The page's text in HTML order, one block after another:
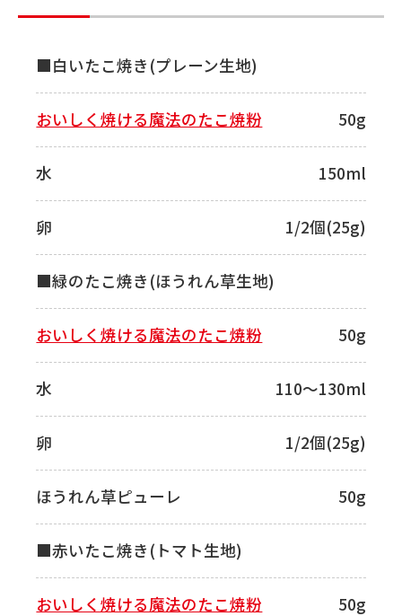
■白いたこ焼き(プレーン生地)
おいしく焼ける魔法のたこ焼粉 50g
水 150ml
卵 1/2個(25g)
■緑のたこ焼き(ほうれん草生地)
おいしく焼ける魔法のたこ焼粉 50g
水 110～130ml
卵 1/2個(25g)
ほうれん草ピューレ 50g
■赤いたこ焼き(トマト生地)
おいしく焼ける魔法のたこ焼粉 50g